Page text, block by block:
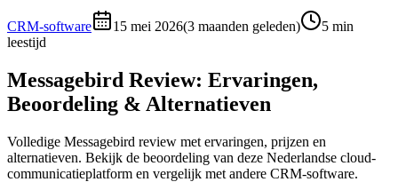
CRM-software 15 mei 2026(3 maanden geleden) 5 min
leestijd
Messagebird Review: Ervaringen,
Beoordeling & Alternatieven
Volledige Messagebird review met ervaringen, prijzen en
alternatieven. Bekijk de beoordeling van deze Nederlandse cloud-
communicatieplatform en vergelijk met andere CRM-software.